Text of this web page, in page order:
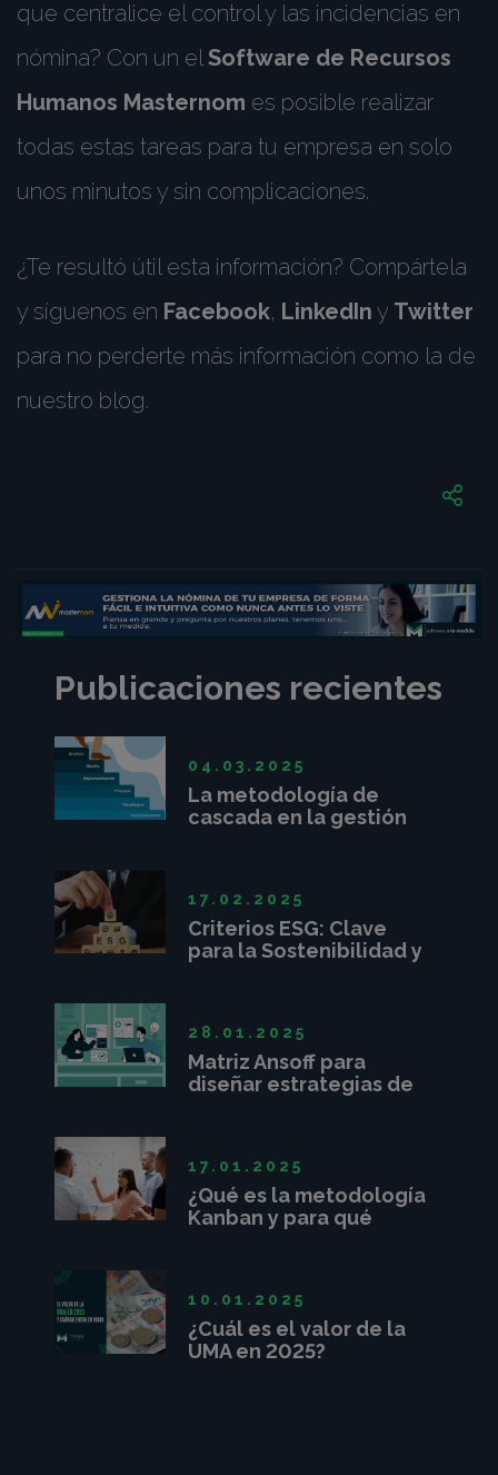
que centralice el control y las incidencias en
nómina? Con un elSoftware de Recursos
Humanos Masternom es posible realizar
todas estas tareas para tu empresa en solo
unos minutos y sin complicaciones.
¿Te resultó útil esta información? Compártela
y síguenos en Facebook, LinkedIn y Twitter
para no perderte más información como la de
nuestro blog.
Publicaciones recientes
La metodología de
cascada en la gestión
04.03.2025
Criterios ESG: Clave
para la Sostenibilidad y
17.02.2025
Matriz Ansoff para
diseñar estrategias de
28.01.2025
¿Qué es la metodología
Kanban y para qué
17.01.2025
¿Cuál es el valor de la
UMA en 2025?
10.01.2025